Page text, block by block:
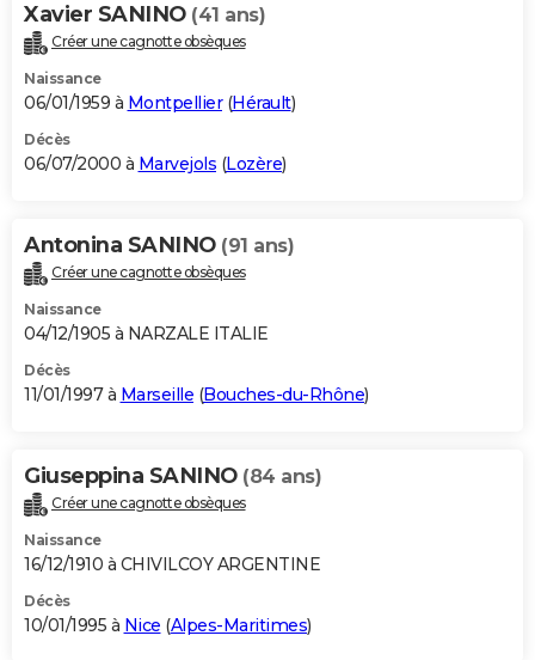
Xavier SANINO (41 ans)
Créer une cagnotte obsèques
Naissance
06/01/1959 à Montpellier(Hérault)
Décès
06/07/2000 à Marvejols (Lozère)
Antonina SANINO (91 ans)
Créer une cagnotte obsèques
Naissance
04/12/1905 à NARZALE ITALIE
Décès
11/01/1997 à Marseille (Bouches-du-Rhône)
Giuseppina SANINO (84 ans)
Créer une cagnotte obsèques
Naissance
16/12/1910 à CHIVILCOY ARGENTINE
Décès
10/01/1995 à Nice (Alpes-Maritimes)